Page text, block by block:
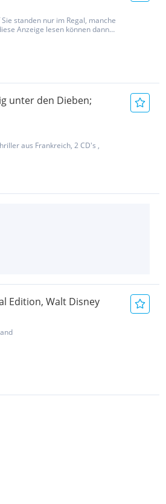
standen nur im Regal, manche
Anzeige lesen können dann
unter den Dieben;
aus Frankreich, 2 CD's ,
Edition, Walt Disney